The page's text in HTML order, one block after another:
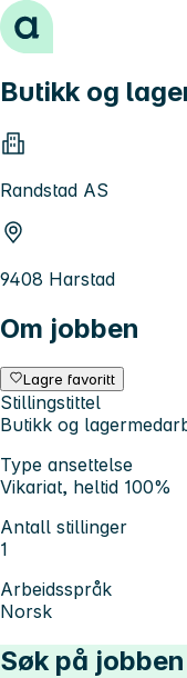
Hopp til innhold
Butikk og
Randstad AS
9408 Harstad
Om jobben
Lagre favoritt
Stillingstittel
Butikk og
Type ansettelse
Vikariat, heltid 100%
Antall stillinger
1
Arbeidsspråk
Norsk
Søk på jobben